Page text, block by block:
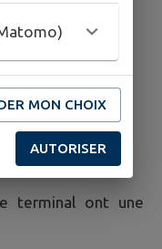
cookies
des
terminal ont une
MON CHOIX
AUTORISER